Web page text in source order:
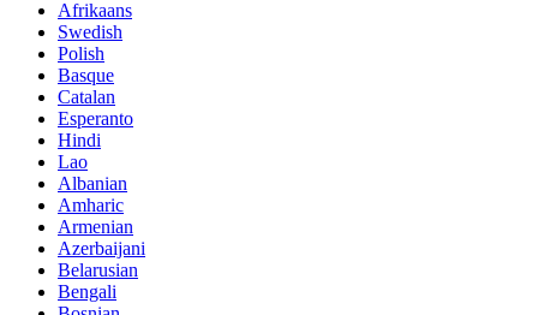
Afrikaans
Swedish
Polish
Basque
Catalan
Esperanto
Hindi
Lao
Albanian
Amharic
Armenian
Azerbaijani
Belarusian
Bengali